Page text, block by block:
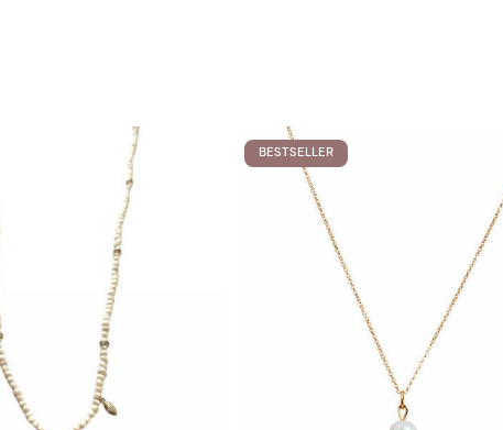
BESTSELLER